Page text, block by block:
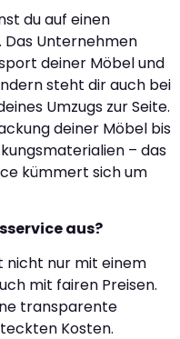
du auf einen
Das Unternehmen
deiner Möbel und
steht dir auch bei
Umzugs zur Seite.
deiner Möbel bis
– das
kümmert sich um
aus?
nicht nur mit einem
mit fairen Preisen.
transparente
Kosten.